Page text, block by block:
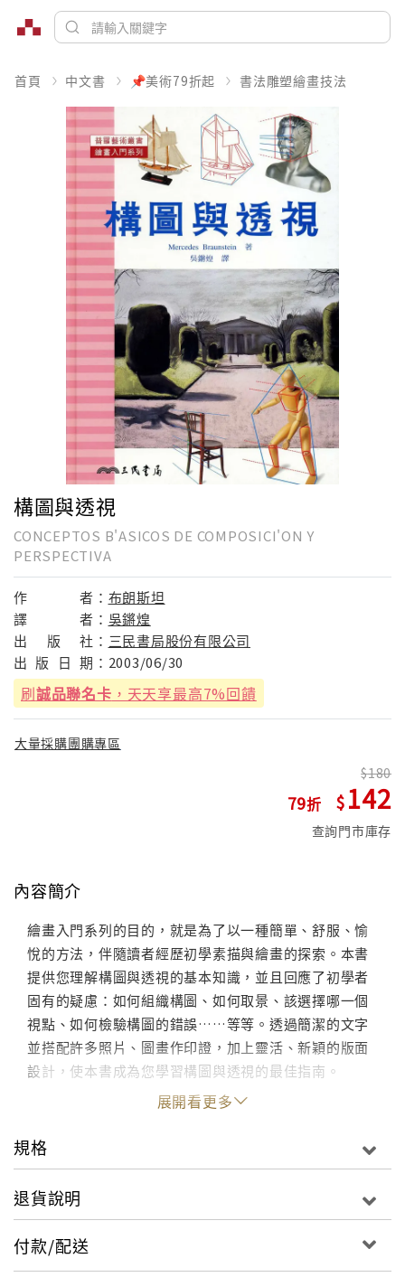
首頁 中文書 📌美術79折起 書法雕塑繪畫技法
構圖與透視
CONCEPTOS B'ASICOS DE COMPOSICI'ON Y
PERSPECTIVA
作 者： 布朗斯坦
譯
者： 吳鏘煌
出
版 社： 三民書局股份有限公司
出 版 日 期： 2003/06/30
刷誠品聯名卡 ，天天享最高7%回饋
大量採購團購專區
79
180
142
查詢門市庫存
內容簡介
繪畫入門系列的目的，就是為了以一種簡單、舒服、愉
悅的方法，伴隨讀者經歷初學素描與繪畫的探索。本書
提供您理解構圖與透視的基本知識，並且回應了初學者
固有的疑慮：如何組織構圖、如何取景、該選擇哪一個
視點、如何檢驗構圖的錯誤……等等。透過簡潔的文字
並搭配許多照片、圖畫作印證，加上靈活、新穎的版面
設計，使本書成為您學習構圖與透視的最佳指南。
展開看更多
規格
退貨說明
付款/配送